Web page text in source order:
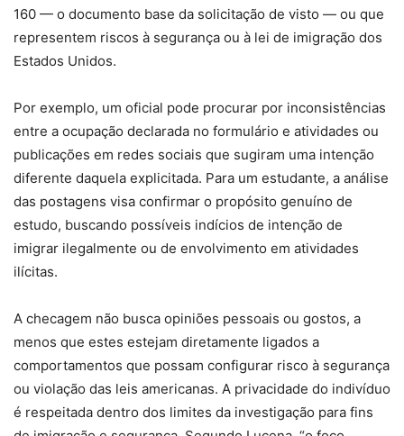
160 — o documento base da solicitação de visto — ou que
representem riscos à segurança ou à lei de imigração dos
Estados Unidos.
Por exemplo, um oficial pode procurar por inconsistências
entre a ocupação declarada no formulário e atividades ou
publicações em redes sociais que sugiram uma intenção
diferente daquela explicitada. Para um estudante, a análise
das postagens visa confirmar o propósito genuíno de
estudo, buscando possíveis indícios de intenção de
imigrar ilegalmente ou de envolvimento em atividades
ilícitas.
A checagem não busca opiniões pessoais ou gostos, a
menos que estes estejam diretamente ligados a
comportamentos que possam configurar risco à segurança
ou violação das leis americanas. A privacidade do indivíduo
é respeitada dentro dos limites da investigação para fins